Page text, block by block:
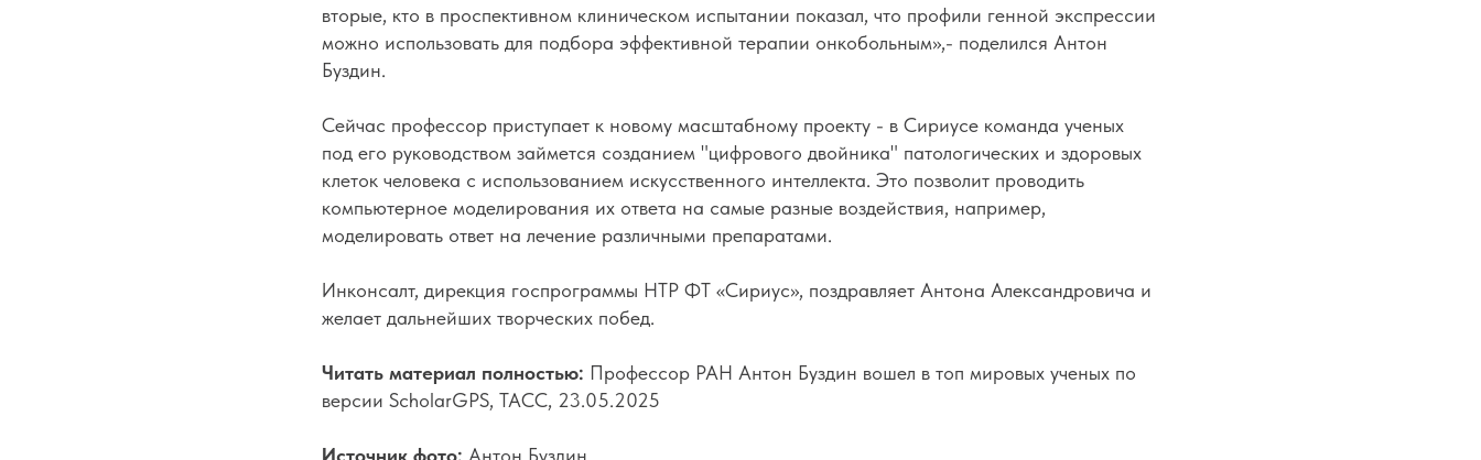
вторые, кто в проспективном клиническом испытании показал, что профили генной экспрессии
можно использовать для подбора эффективной терапии онкобольным»,- поделился Антон
Буздин.
Сейчас профессор приступает к новому масштабному проекту - в Сириусе команда ученых
под его руководством займется созданием "цифрового двойника" патологических и здоровых
клеток человека с использованием искусственного интеллекта. Это позволит проводить
компьютерное моделирования их ответа на самые разные воздействия, например,
моделировать ответ на лечение различными препаратами.
Инконсалт, дирекция госпрограммы НТР ФТ «Сириус», поздравляет Антона Александровича и
желает дальнейших творческих побед.
Читать материал полностью: Профессор РАН Антон Буздин вошел в топ мировых ученых по
версии ScholarGPS, ТАСС, 23.05.2025
Источник фото: Антон Буздин